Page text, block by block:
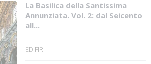
La Basilica della Santissima
Annunziata. Vol. 2: dal Seicento
all...
EDIFIR